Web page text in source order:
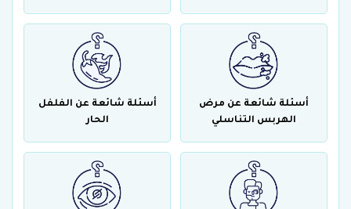
أسئلة شائعة عن مرض
الهربس التناسلي
أسئلة شائعة عن الفلفل
الحار